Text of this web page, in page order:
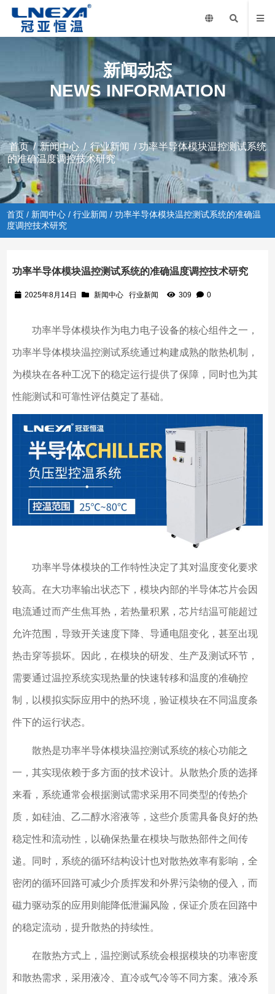
新闻动态
NEWS INFORMATION
首页/新闻中心 / 行业新闻 / 功率半导体模块温控测试系统
的准确温度调控技术研究
首页 / 新闻中心 /行业新闻 / 功率半导体模块温控测试系统的准确温
度调控技术研究
功率半导体模块温控测试系统的准确温度调控技术研究
2025年8月14日 新闻中心 行业新闻 309 0
功率半导体模块作为电力电子设备的核心组件之一，
功率半导体模块温控测试系统通过构建成熟的散热机制，
为模块在各种工况下的稳定运行提供了保障，同时也为其
性能测试和可靠性评估奠定了基础。
功率半导体模块的工作特性决定了其对温度变化要求
较高。在大功率输出状态下，模块内部的半导体芯片会因
电流通过而产生焦耳热，若热量积累，芯片结温可能超过
允许范围，导致开关速度下降、导通电阻变化，甚至出现
热击穿等损坏。因此，在模块的研发、生产及测试环节，
需要通过温控系统实现热量的快速转移和温度的准确控
制，以模拟实际应用中的热环境，验证模块在不同温度条
件下的运行状态。
散热是功率半导体模块温控测试系统的核心功能之
一，其实现依赖于多方面的技术设计。从散热介质的选择
来看，系统通常会根据测试需求采用不同类型的传热介
质，如硅油、乙二醇水溶液等，这些介质需具备良好的热
稳定性和流动性，以确保热量在模块与散热部件之间传
递。同时，系统的循环结构设计也对散热效率有影响，全
密闭的循环回路可减少介质挥发和外界污染物的侵入，而
磁力驱动泵的应用则能降低泄漏风险，保证介质在回路中
的稳定流动，提升散热的持续性。
在散热方式上，温控测试系统会根据模块的功率密度
和散热需求，采用液冷、直冷或气冷等不同方案。液冷系